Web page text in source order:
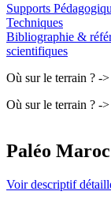
Supports
Techniques
Bibliographie &
scientifiques
Où sur le terrain ? -
Où sur le terrain ? -
Paléo Maroc
Voir descriptif